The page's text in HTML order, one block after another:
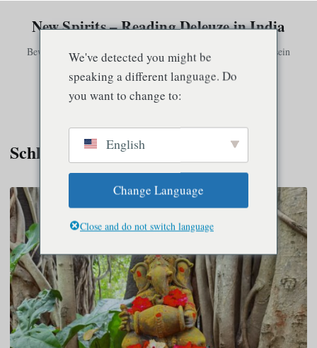
New Spirits – Reading Deleuze in India
Bewusstsein existiert nur in Verbindung mit anderem Bewusstsein
Speisekarte
Schlagwort: Körper
We've detected you might be
speaking a different language. Do
you want to change to:
English
Change Language
Close and do not switch language